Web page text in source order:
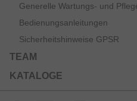
Generelle Wartungs- und
Bedienungsanleitungen
Sicherheitshinweise GPSR
TEAM
KATALOGE